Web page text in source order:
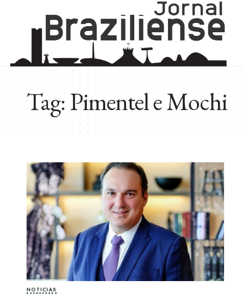
Tag:Pimentel e Mochi
NOTICIAS